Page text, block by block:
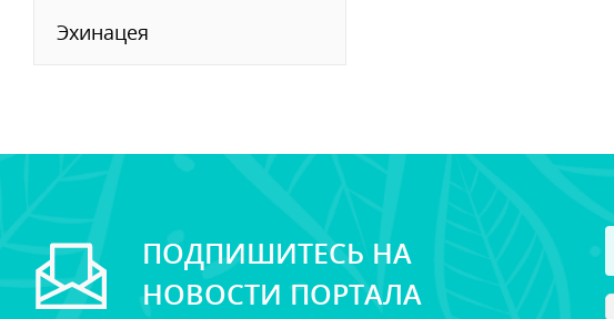
Эхинацея
ПОДПИШИТЕСЬ НА
НОВОСТИ ПОРТАЛА